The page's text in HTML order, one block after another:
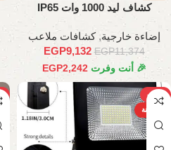
كشاف ليد 1000 وات IP65
إضاءة خارجية,كشافات ملاعب
EGP11,374
EGP9,132
🎉 أنت وفرت EGP2,242
-46%
الساخنة